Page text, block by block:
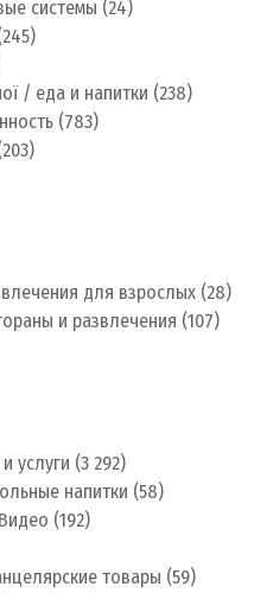
системы (24)
/ еда и напитки (238)
(783)
для взрослых (28)
и развлечения (107)
услуги (3 292)
напитки (58)
(192)
товары (59)